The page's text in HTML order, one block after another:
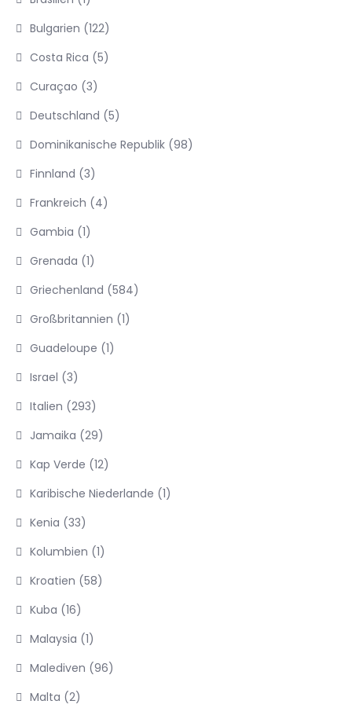
Bulgarien (122)
Costa Rica (5)
Curaçao (3)
Deutschland (5)
Dominikanische Republik (98)
Finnland (3)
Frankreich (4)
Gambia (1)
Grenada (1)
Griechenland (584)
Großbritannien (1)
Guadeloupe (1)
Israel (3)
Italien (293)
Jamaika (29)
Kap Verde (12)
Karibische Niederlande (1)
Kenia (33)
Kolumbien (1)
Kroatien (58)
Kuba (16)
Malaysia (1)
Malediven (96)
Malta (2)